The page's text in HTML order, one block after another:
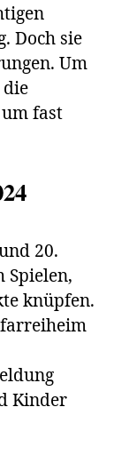
Doch sie
Um
fast
20.
Spielen,
knüpfen.
Kinder